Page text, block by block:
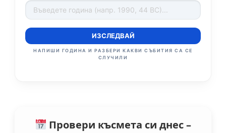
ИЗСЛЕДВАЙ
НАПИШИ ГОДИНА И РАЗБЕРИ КАКВИ СЪБИТИЯ СА СЕ
СЛУЧИЛИ
Провери късмета си днес –